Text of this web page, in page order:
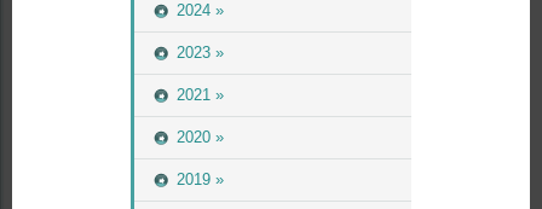
2024 »
2023 »
2021 »
2020 »
2019 »